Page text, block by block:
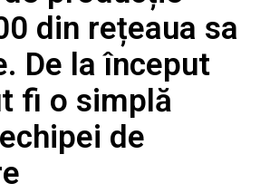
din rețeaua sa
De la început
fi o simplă
de